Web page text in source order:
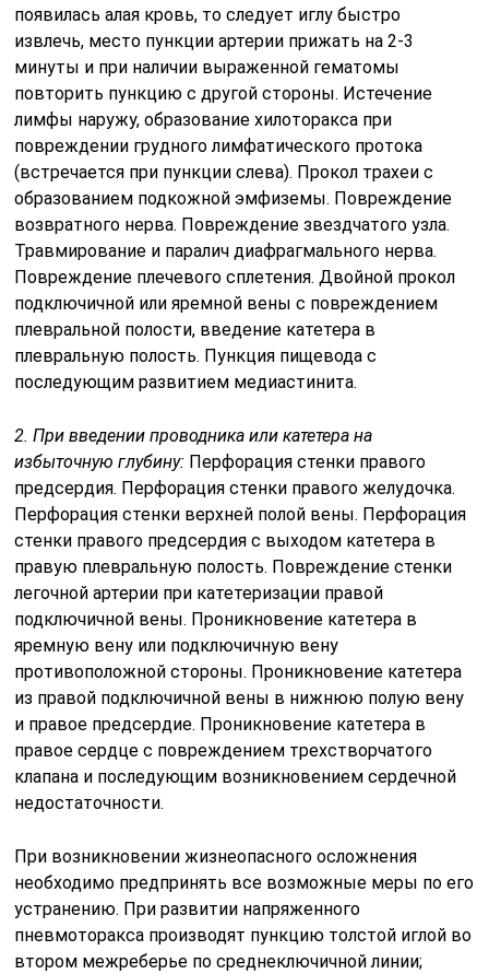
появилась алая кровь, то следует иглу быстро
извлечь, место пункции артерии прижать на 2-3
минуты и при наличии выраженной гематомы
повторить пункцию с другой стороны. Истечение
лимфы наружу, образование хилоторакса при
повреждении грудного лимфатического протока
(встречается при пункции слева). Прокол трахеи с
образованием подкожной эмфиземы. Повреждение
возвратного нерва. Повреждение звездчатого узла.
Травмирование и паралич диафрагмального нерва.
Повреждение плечевого сплетения. Двойной прокол
подключичной или яремной вены с повреждением
плевральной полости, введение катетера в
плевральную полость. Пункция пищевода с
последующим развитием медиастинита.
2. При введении проводника или катетера на
избыточную глубину: Перфорация стенки правого
предсердия. Перфорация стенки правого желудочка.
Перфорация стенки верхней полой вены. Перфорация
стенки правого предсердия с выходом катетера в
правую плевральную полость. Повреждение стенки
легочной артерии при катетеризации правой
подключичной вены. Проникновение катетера в
яремную вену или подключичную вену
противоположной стороны. Проникновение катетера
из правой подключичной вены в нижнюю полую вену
и правое предсердие. Проникновение катетера в
правое сердце с повреждением трехстворчатого
клапана и последующим возникновением сердечной
недостаточности.
При возникновении жизнеопасного осложнения
необходимо предпринять все возможные меры по его
устранению. При развитии напряженного
пневмоторакса производят пункцию толстой иглой во
втором межреберье по среднеключичной линии;